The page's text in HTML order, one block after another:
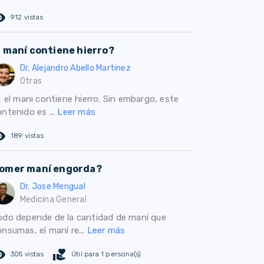
912 vistas
maní contiene hierro?
Dr. Alejandro Abello Martinez
Otras
el mani contiene hierro. Sin embargo, este
es ... Leer más
189 vistas
maní engorda?
Dr. Jose Mengual
Medicina General
depende de la cantidad de maní que
el maní re... Leer más
305 vistas volunteer_activism Útil para 1 persona(s)